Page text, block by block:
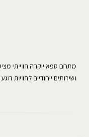
מתחם ספא יוקרה חווייתי
ושירותים ייחודיים לחוויות